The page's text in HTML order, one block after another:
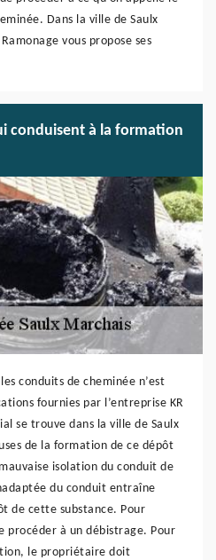
Dans la ville de Saulx
vous propose ses
conduisent à la formation
conduits de cheminée n’est
fournies par l’entreprise KR
se trouve dans la ville de Saulx
de la formation de ce dépôt
isolation du conduit de
du conduit entraîne
de cette substance. Pour
procéder à un débistrage. Pour
le propriétaire doit